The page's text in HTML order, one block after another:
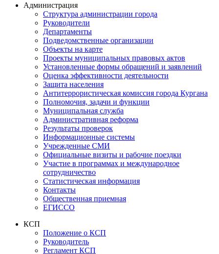
Администрация
Структура администрации города
Руководители
Департаменты
Подведомственные организации
Объекты на карте
Проекты муниципальных правовых актов
Установленные формы обращений и заявлений
Оценка эффективности деятельности
Защита населения
Антитеррористическая комиссия города Кургана
Полномочия, задачи и функции
Муниципальная служба
Административная реформа
Результаты проверок
Информационные системы
Учрежденные СМИ
Официальные визиты и рабочие поездки
Участие в программах и международное
сотрудничество
Статистическая информация
Контакты
Общественная приемная
ЕГИССО
КСП
Положение о КСП
Руководитель
Регламент КСП